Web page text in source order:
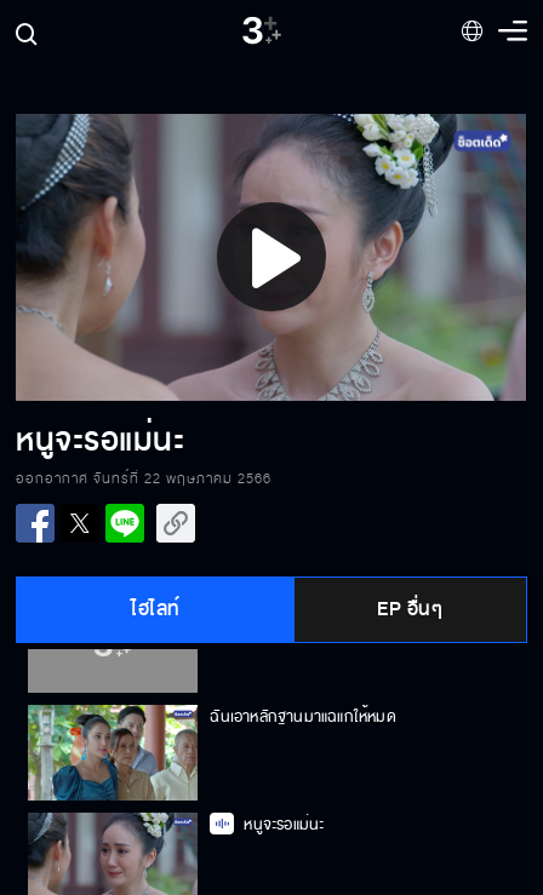
Play
Video
หนูจะรอแม่นะ
ออกอากาศ จันทร์ที่ 22 พฤษภาคม 2566
ไฮไลท์ EP อื่นๆ
จะเป็นลูกเขยบ้านนี้ใจต้องถึง
สัญญาว่าจะรักตลอดไป
เราบังคับความรักไม่ได้
ฉันเอาหลักฐานมาแฉแกให้หมด
หนูจะรอแม่นะ